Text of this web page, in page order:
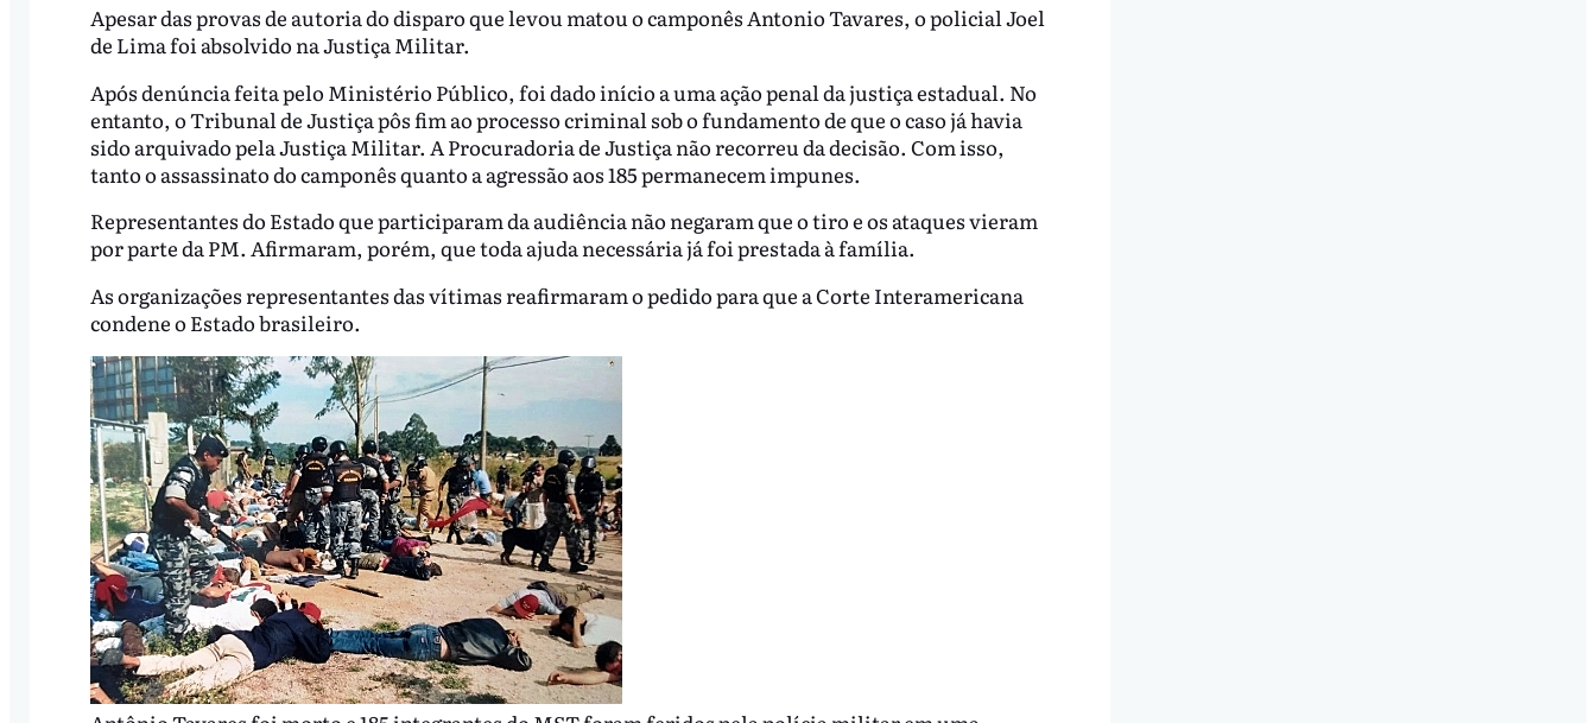
Apesar das provas de autoria do disparo que levou matou o camponês Antonio Tavares, o policial Joel
de Lima foi absolvido na Justiça Militar.
Após denúncia feita pelo Ministério Público, foi dado início a uma ação penal da justiça estadual. No
entanto, o Tribunal de Justiça pôs fim ao processo criminal sob o fundamento de que o caso já havia
sido arquivado pela Justiça Militar. A Procuradoria de Justiça não recorreu da decisão. Com isso,
tanto o assassinato do camponês quanto a agressão aos 185 permanecem impunes.
Representantes do Estado que participaram da audiência não negaram que o tiro e os ataques vieram
por parte da PM. Afirmaram, porém, que toda ajuda necessária já foi prestada à família.
As organizações representantes das vítimas reafirmaram o pedido para que a Corte Interamericana
condene o Estado brasileiro.